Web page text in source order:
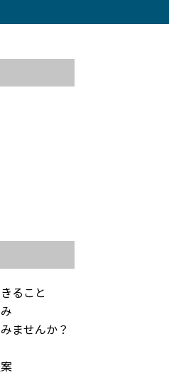
ること
ませんか？